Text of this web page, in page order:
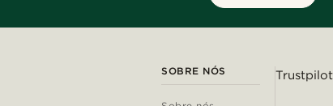
SOBRE NÓS Trustpilot